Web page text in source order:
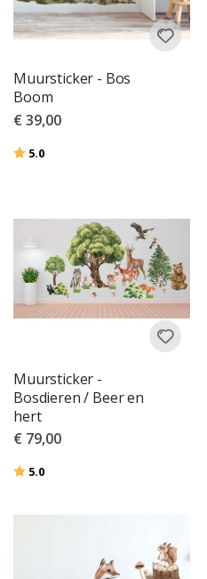
Muursticker - Bos
Boom
€ 39,00
Beoordeling:
5.0
Muursticker -
Bosdieren / Beer en
hert
€ 79,00
Beoordeling:
5.0